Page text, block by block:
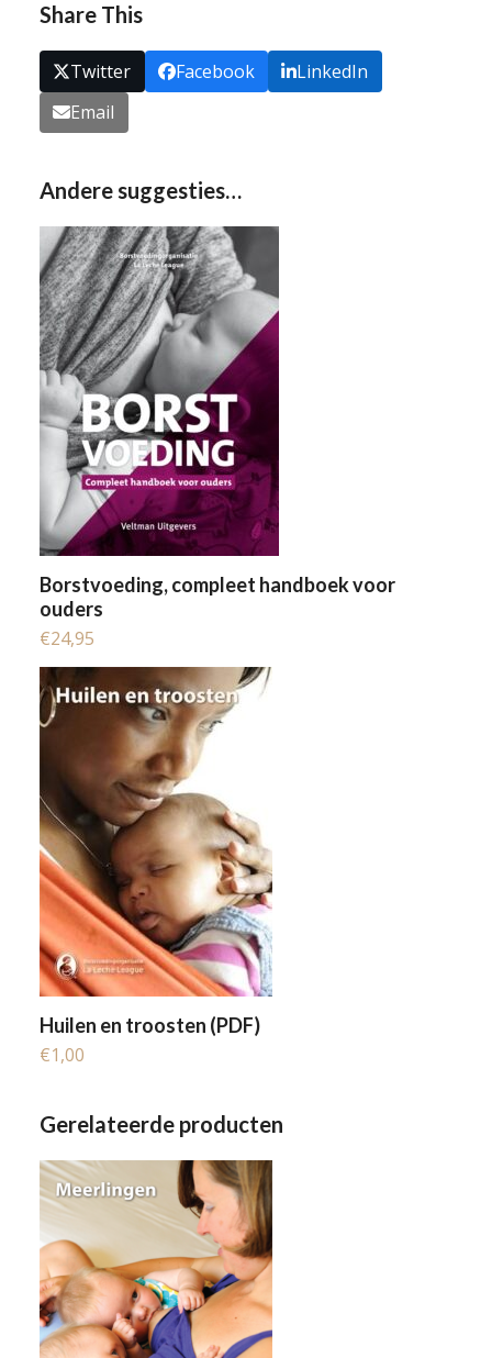
Share This
Twitter Facebook
LinkedIn
Email
Andere suggesties…
Borstvoeding, compleet handboek voor
ouders
€24,95
Huilen en troosten (PDF)
€1,00
Gerelateerde producten